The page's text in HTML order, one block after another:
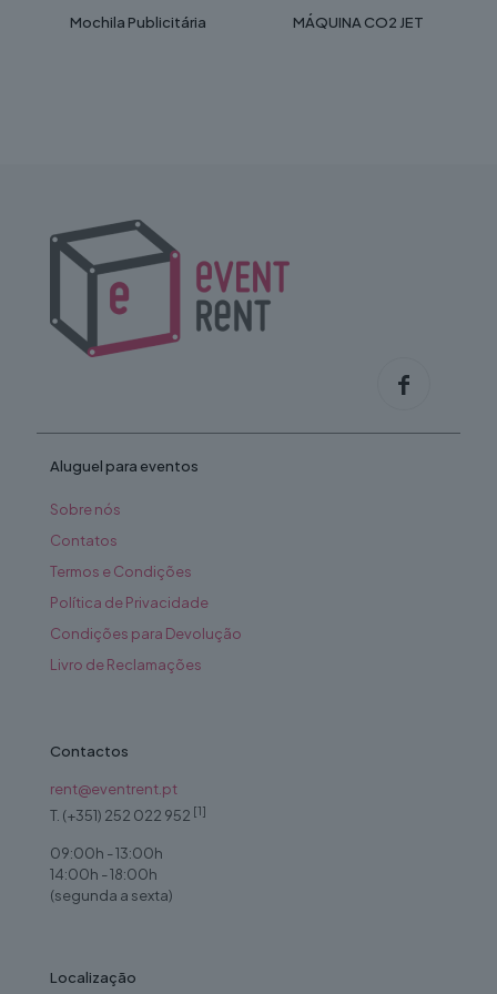
Mochila Publicitária
MÁQUINA CO2 JET
Aluguel para eventos
Sobre nós
Contatos
Termos e Condições
Política de Privacidade
Condições para Devolução
Livro de Reclamações
Contactos
rent@eventrent.pt
T. (+351) 252 022 952 [1]
09:00h - 13:00h
14:00h - 18:00h
(segunda a sexta)
Localização